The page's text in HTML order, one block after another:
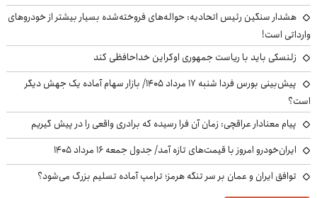
هشدار سنگین رئیس اتحادیه: حواله‌های فروخته‌شده بسیار بیشتر از خودروهای
وارداتی است!
زلنسکی باید با ریاست جمهوری اوکراین خداحافظی کند
پیش‌بینی بورس فردا شنبه ۱۷ مرداد ۱۴۰۵/ بازار سهام آماده یک جهش دیگر
است؟
پیام معنادار عراقچی: زمان آن فرا رسیده که برادری واقعی را در پیش گیریم
ایران‌خودرو امروز با قیمت‌های تازه آمد/ جدول جمعه ۱۶ مرداد ۱۴۰۵
توافق ایران و عمان بر سر تنگه هرمز؛ ترامپ آماده تسلیم بزرگ می‌شود؟